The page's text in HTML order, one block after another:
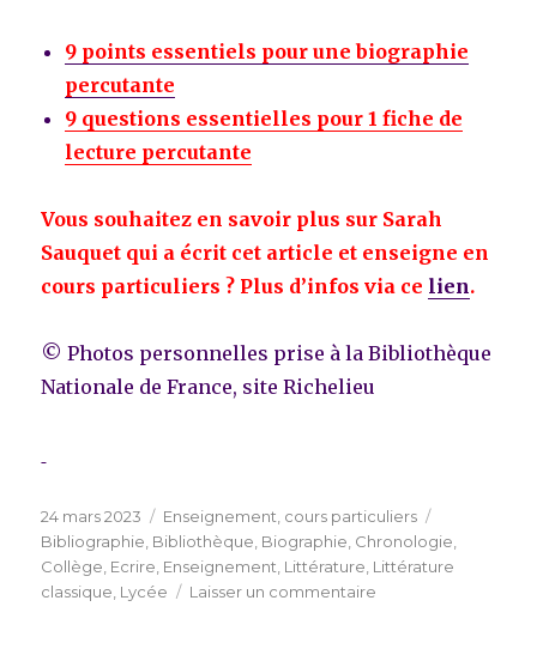
9 points essentiels pour une biographie
percutante
9 questions essentielles pour 1 fiche de
lecture percutante
Vous souhaitez en savoir plus sur Sarah
Sauquet qui a écrit cet article et enseigne en
cours particuliers ? Plus d’infos via ce lien.
© Photos personnelles prise à la Bibliothèque
Nationale de France, site Richelieu
Publié
le
24 mars 2023 Catégories
Enseignement, cours particuliers
Bibliographie, Bibliothèque, Biographie, Chronologie,
Collège, Ecrire, Enseignement, Littérature, Littérature
classique, Lycée Laisser un commentaire